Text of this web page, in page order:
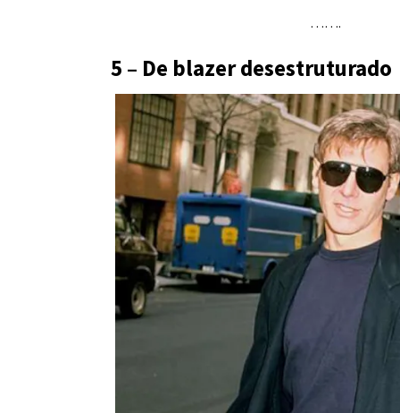
…….
5 – De blazer desestruturado